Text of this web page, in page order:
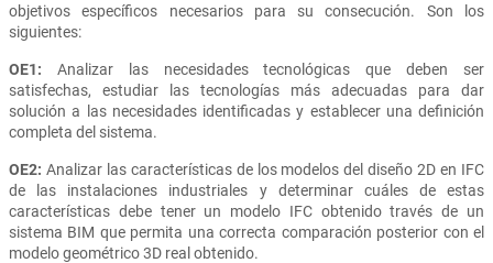
objetivos específicos necesarios para su consecución. Son los
siguientes:
OE1: Analizar las necesidades tecnológicas que deben ser
satisfechas, estudiar las tecnologías más adecuadas para dar
solución a las necesidades identificadas y establecer una definición
completa del sistema.
OE2: Analizar las características de los modelos del diseño 2D en IFC
de las instalaciones industriales y determinar cuáles de estas
características debe tener un modelo IFC obtenido través de un
sistema BIM que permita una correcta comparación posterior con el
modelo geométrico 3D real obtenido.